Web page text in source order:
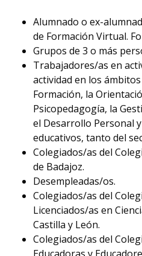
Alumnado o ex-
de Formación Virtual.
Grupos de 3 o más
Trabajadores/as en
actividad en los
Formación, la
Psicopedagogía, la
el Desarrollo Personal
educativos, tanto del
Colegiados/as del
de Badajoz.
Desempleadas/os.
Colegiados/as del
Licenciados/as en
Castilla y León.
Colegiados/as del